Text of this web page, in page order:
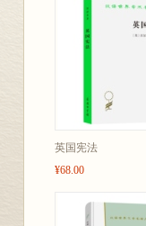
英国宪法
¥68.00